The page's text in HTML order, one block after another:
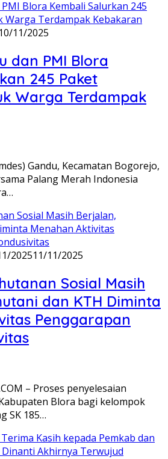
10/11/2025
dan PMI Blora
245 Paket
Warga Terdampak
Gandu, Kecamatan Bogorejo,
Palang Merah Indonesia
202511/11/2025
Sosial Masih
dan KTH Diminta
Penggarapan
– Proses penyelesaian
Blora bagi kelompok
SK 185…